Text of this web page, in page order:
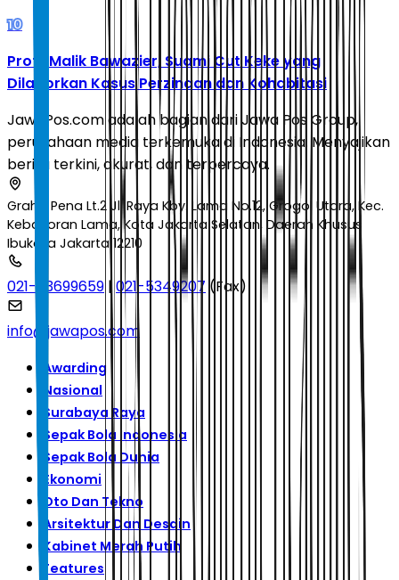
10
Profil Malik Bawazier, Suami Cut Keke yang
Dilaporkan Kasus Perzinaan dan Kohabitasi
JawaPos.com adalah bagian dari Jawa Pos Group,
perusahaan media terkemuka di Indonesia. Menyajikan
berita terkini, akurat, dan terpercaya.
Graha Pena Lt.2 Jl. Raya Kby. Lama No.12, Grogol Utara, Kec.
Kebayoran Lama, Kota Jakarta Selatan, Daerah Khusus
Ibukota Jakarta 12210
021-53699659 |021-5349207 (Fax)
info@jawapos.com
Awarding
Nasional
Surabaya Raya
Sepak Bola Indonesia
Sepak Bola Dunia
Ekonomi
Oto Dan Tekno
Arsitektur Dan Desain
Kabinet Merah Putih
Features